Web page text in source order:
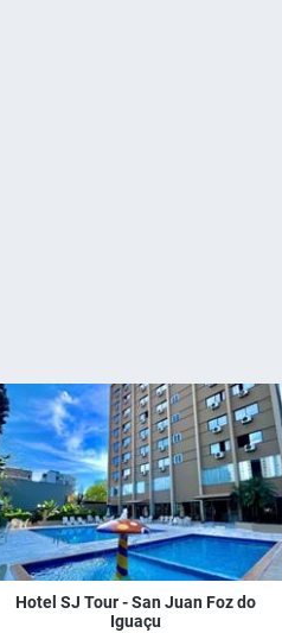
Hotel SJ Tour - San Juan Foz do
Iguaçu